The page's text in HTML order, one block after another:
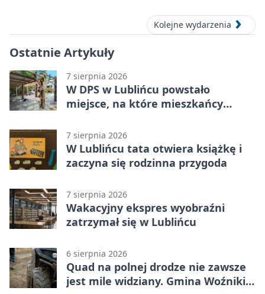
Kolejne wydarzenia
Ostatnie Artykuły
7 sierpnia 2026
W DPS w Lublińcu powstało
miejsce, na które mieszkańcy
7 sierpnia 2026
W Lublińcu tata otwiera książkę i
zaczyna się rodzinna przygoda
7 sierpnia 2026
Wakacyjny ekspres wyobraźni
zatrzymał się w Lublińcu
6 sierpnia 2026
Quad na polnej drodze nie zawsze
jest mile widziany. Gmina Woźniki